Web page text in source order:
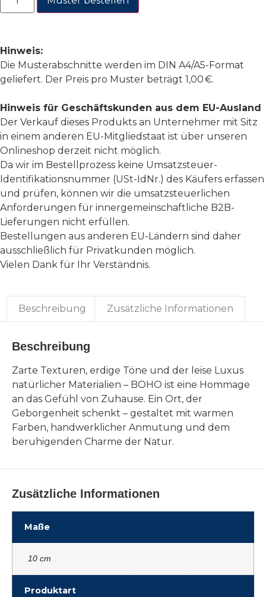
Hinweis:
Die Musterabschnitte werden im DIN A4/A5-Format
geliefert. Der Preis pro Muster beträgt 1,00 €.
Hinweis für Geschäftskunden aus dem EU-Ausland
Der Verkauf dieses Produkts an Unternehmer mit Sitz
in einem anderen EU-Mitgliedstaat ist über unseren
Onlineshop derzeit nicht möglich.
Da wir im Bestellprozess keine Umsatzsteuer-
Identifikationsnummer (USt-IdNr.) des Käufers erfassen
und prüfen, können wir die umsatzsteuerlichen
Anforderungen für innergemeinschaftliche B2B-
Lieferungen nicht erfüllen.
Bestellungen aus anderen EU-Ländern sind daher
ausschließlich für Privatkunden möglich.
Vielen Dank für Ihr Verständnis.
Beschreibung Zusätzliche Informationen
Beschreibung
Zarte Texturen, erdige Töne und der leise Luxus
natürlicher Materialien – BOHO ist eine Hommage
an das Gefühl von Zuhause. Ein Ort, der
Geborgenheit schenkt – gestaltet mit warmen
Farben, handwerklicher Anmutung und dem
beruhigenden Charme der Natur.
Zusätzliche Informationen
Maße
10 cm
Produktart